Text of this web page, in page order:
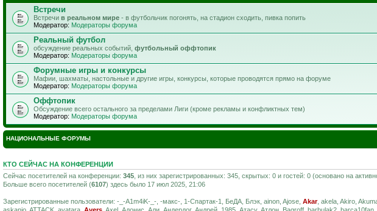
Встречи
Встречи в реальном мире - в футбольчик погонять, на стадион сходить, пивка попить
Модератор: Модераторы форума
Реальный футбол
обсуждение реальных событий, футбольный оффтопик
Модератор: Модераторы форума
Форумные игры и конкурсы
Мафии, шахматы, настольные и другие игры, конкурсы, которые проводятся прямо на форуме
Модератор: Модераторы форума
Оффтопик
Обсуждение всего остального за пределами Лиги (кроме рекламы и конфликтных тем)
Модератор: Модераторы форума
НАЦИОНАЛЬНЫЕ ФОРУМЫ
КТО СЕЙЧАС НА КОНФЕРЕНЦИИ
Сейчас посетителей на конференции: 345 , из них зарегистрированных: 345, скрытых: 0 и гостей: 0 (основано на
Больше всего посетителей (6107) здесь было 17 июл 2025, 21:06
Зарегистрированные пользователи: -_-A1m4iK-_-, -макс-, 1-Спартак-1, БеДА, Блэк, ainon, Ajose, Akar, akela, Akiro,
askanio, ATTACK, avatara, Avers , Axel, Адонис, Али, Андердог, Андрей_1985, Атасу, Атлон, Bagroff, barbulak2,